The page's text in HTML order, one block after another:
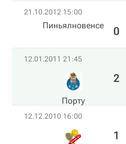
21.10.2012 15:00
Пиньялновенсе 0
12.01.2011 21:45
Порту
2
12.12.2010 16:00
1